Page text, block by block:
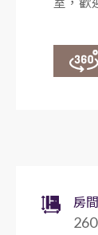
房